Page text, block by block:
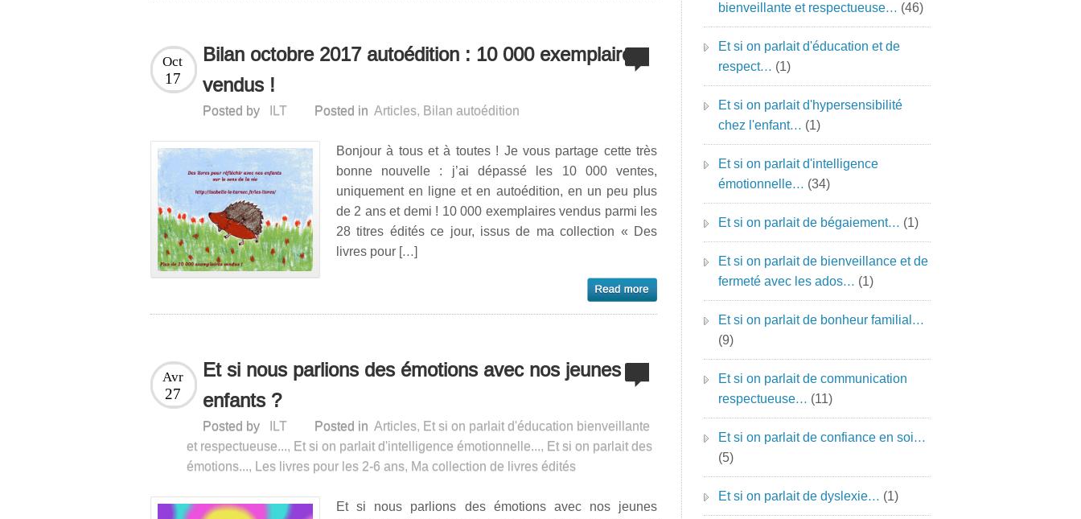
Bilan octobre 2017 autoédition : 10 000 exemplaires
vendus !
Oct
17
Posted by ILT Posted in Articles, Bilan autoédition
Bonjour à tous et à toutes ! Je vous partage cette très
bonne nouvelle : j’ai dépassé les 10 000 ventes,
uniquement en ligne et en autoédition, en un peu plus
de 2 ans et demi ! 10 000 exemplaires vendus parmi les
28 titres édités ce jour, issus de ma collection « Des
livres pour […]
Et si nous parlions des émotions avec nos jeunes
enfants ?
Avr
27
Posted by ILT Posted in Articles, Et si on parlait d'éducation bienveillante
et respectueuse..., Et si on parlait d'intelligence émotionnelle..., Et si on parlait des
émotions..., Les livres pour les 2-6 ans, Ma collection de livres édités
Et si nous parlions des émotions avec nos jeunes
bienveillante et respectueuse… (46)
Et si on parlait d'éducation et de
respect… (1)
Et si on parlait d'hypersensibilité
chez l'enfant… (1)
Et si on parlait d'intelligence
émotionnelle… (34)
Et si on parlait de bégaiement… (1)
Et si on parlait de bienveillance et de
fermeté avec les ados… (1)
Et si on parlait de bonheur familial…
(9)
Et si on parlait de communication
respectueuse… (11)
Et si on parlait de confiance en soi…
(5)
Et si on parlait de dyslexie… (1)